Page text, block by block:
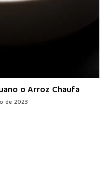
o Arroz Chaufa
de 2023